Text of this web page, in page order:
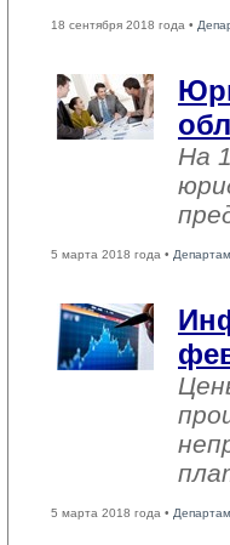
18 сентября 2018 года •
На
5 марта 2018 года •
5 марта 2018 года •